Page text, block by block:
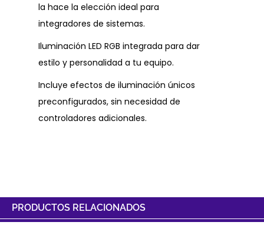
la hace la elección ideal para
integradores de sistemas.
Iluminación LED RGB integrada para dar
estilo y personalidad a tu equipo.
Incluye efectos de iluminación únicos
preconfigurados, sin necesidad de
controladores adicionales.
PRODUCTOS RELACIONADOS